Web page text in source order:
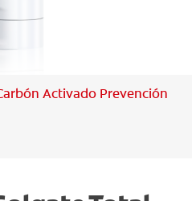
Activado Prevención